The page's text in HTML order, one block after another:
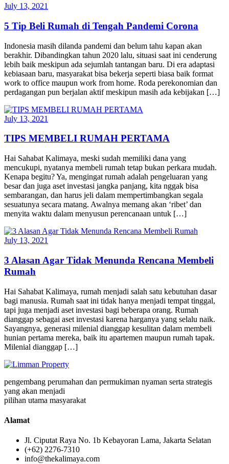
July 13, 2021
5 Tip Beli Rumah di Tengah Pandemi Corona
Indonesia masih dilanda pandemi dan belum tahu kapan akan
berakhir. Dibandingkan tahun 2020 lalu, situasi saat ini cenderung
lebih baik meskipun ada sejumlah tantangan baru. Di era adaptasi
kebiasaan baru, masyarakat bisa bekerja seperti biasa baik format
work to office maupun work from home. Roda perekonomian dan
perdagangan pun berjalan aktif meskipun masih ada kebijakan […]
July 13, 2021
TIPS MEMBELI RUMAH PERTAMA
Hai Sahabat Kalimaya, meski sudah memiliki dana yang
mencukupi, nyatanya membeli rumah tetap bukan perkara mudah.
Kenapa begitu? Ya, mengingat rumah adalah pengeluaran yang
besar dan juga aset investasi jangka panjang, kita nggak bisa
sembarangan, dan harus jeli dalam mempertimbangkan segala
sesuatunya secara matang. Awalnya memang akan ‘ribet’ dan
menyita waktu dalam menyusun perencanaan untuk […]
July 13, 2021
3 Alasan Agar Tidak Menunda Rencana Membeli
Rumah
Hai Sahabat Kalimaya, rumah menjadi salah satu kebutuhan dasar
bagi manusia. Rumah saat ini tidak hanya menjadi tempat tinggal,
tapi juga menjadi aset investasi bagi beberapa orang. Rumah
dianggap sebagai aset investasi karena harganya yang selalu naik.
Sayangnya, generasi milenial dianggap kesulitan dalam membeli
hunian pertama mereka, baik itu apartemen maupun rumah tapak.
Milenial dianggap […]
pengembang perumahan dan permukiman nyaman serta strategis
yang akan menjadi
pilihan utama masyarakat
Alamat
Jl. Ciputat Raya No. 1b Kebayoran Lama, Jakarta Selatan
(+62) 2276-7310
info@thekalimaya.com